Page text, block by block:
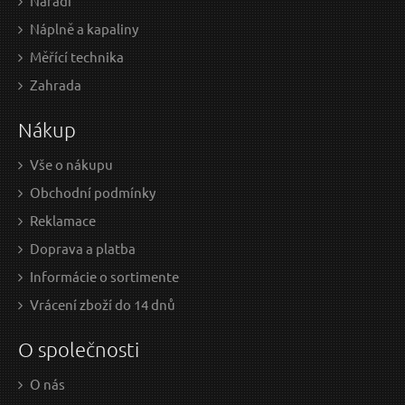
14.96 EUR bez DPH
na centrále
Náplně a kapaliny
Měřící technika
Zahrada
Nákup
Vše o nákupu
Obchodní podmínky
Reklamace
Doprava a platba
Informácie o sortimente
Vrácení zboží do 14 dnů
O společnosti
O nás